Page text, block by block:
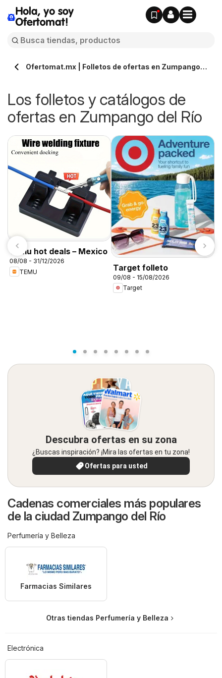
Hola, yo soy
Ofertomat!
Ofertomat.mx | Folletos de ofertas en Zumpango
Los folletos y catálogos de
ofertas en Zumpango del Río
Temu hot deals – Mexico
08/08 - 31/12/2026
TEMU
Target folleto
09/08 - 15/08/2026
Target
Descubra ofertas en su zona
¿Buscas inspiración? ¡Mira las ofertas en tu zona!
Ofertas para usted
Cadenas comerciales más populares
de la ciudad Zumpango del Río
Perfumería y Belleza
Farmacias Similares
Otras tiendas Perfumería y Belleza
Electrónica